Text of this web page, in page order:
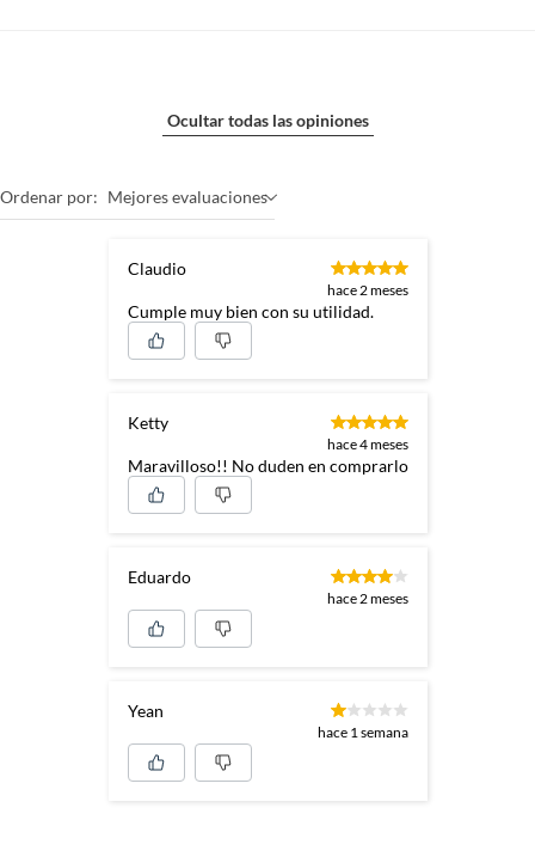
Ocultar todas las opiniones
Ordenar por: Mejores evaluaciones
Claudio
hace 2 meses
Cumple muy bien con su utilidad.
Ketty
hace 4 meses
Maravilloso!! No duden en comprarlo
Eduardo
hace 2 meses
Yean
hace 1 semana